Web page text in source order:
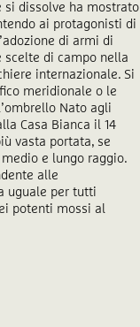
si dissolve ha mostrato
ai protagonisti di
di armi di
scelte di campo nella
internazionale. Si
meridionale o le
Nato agli
Casa Bianca il 14
vasta portata, se
e lungo raggio.
alle
uguale per tutti
potenti mossi al